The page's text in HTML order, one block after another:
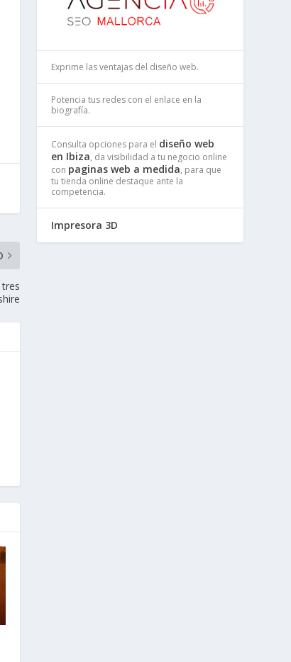
Exprime las ventajas del diseño web.
Potencia tus redes con el enlace en la
biografía.
Consulta opciones para el diseño web
en Ibiza, da visibilidad a tu negocio online
con paginas web a medida, para que
tu tienda online destaque ante la
competencia.
Impresora 3D